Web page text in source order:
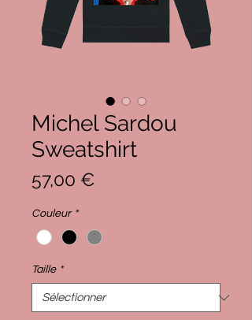
Michel Sardou
Sweatshirt
57,00 €
Couleur *
Taille *